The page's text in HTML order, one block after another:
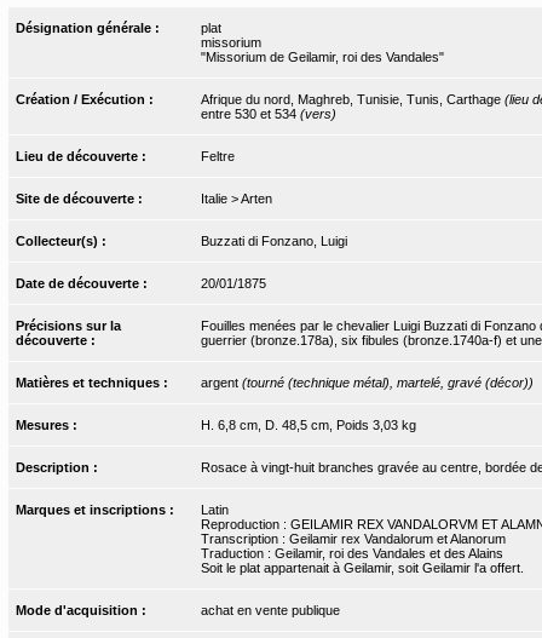
Désignation générale :
plat
missorium
"Missorium de Geilamir, roi des Vandales"
Création / Exécution : Afrique du nord, Maghreb, Tunisie, Tunis, Carthage (lieu
entre 530 et 534 (vers)
Lieu de découverte : Feltre
Site de découverte : Italie > Arten
Collecteur(s) : Buzzati di Fonzano, Luigi
Date de découverte : 20/01/1875
Précisions sur la
découverte :
Fouilles menées par le chevalier Luigi Buzzati di
guerrier (bronze.178a), six fibules (bronze.1740a-f) et
Matières et techniques : argent (tourné (technique métal), martelé, gravé (décor))
Mesures : H. 6,8 cm, D. 48,5 cm, Poids 3,03 kg
Description : Rosace à vingt-huit branches gravée au centre, bordée
Marques et inscriptions :
Latin
Reproduction : GEILAMIR REX VANDALORVM ET
Transcription : Geilamir rex Vandalorum et Alanorum
Traduction : Geilamir, roi des Vandales et des Alains
Soit le plat appartenait à Geilamir, soit Geilamir l'a offert.
Mode d'acquisition : achat en vente publique